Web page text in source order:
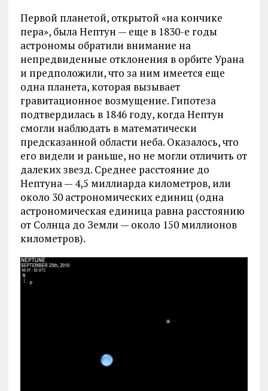
Первой планетой, открытой «на кончике
пера», была Нептун — еще в 1830-е годы
астрономы обратили внимание на
непредвиденные отклонения в орбите Урана
и предположили, что за ним имеется еще
одна планета, которая вызывает
гравитационное возмущение. Гипотеза
подтвердилась в 1846 году, когда Нептун
смогли наблюдать в математически
предсказанной области неба. Оказалось, что
его видели и раньше, но не могли отличить от
далеких звезд. Среднее расстояние до
Нептуна — 4,5 миллиарда километров, или
около 30 астрономических единиц (одна
астрономическая единица равна расстоянию
от Солнца до Земли — около 150 миллионов
километров).